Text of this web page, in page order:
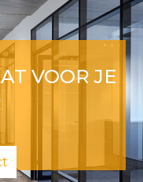
VOOR JE